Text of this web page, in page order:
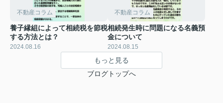
不動産コラム
養子縁組によって相続税を節税
する方法とは？
2024.08.16
不動産コラム
相続発生時に問題になる名義預
金について
2024.08.15
もっと見る
ブログトップへ